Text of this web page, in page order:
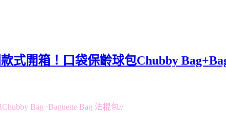
式開箱！口袋保齡球包Chubby
Bag+Baguette Bag 法棍包//